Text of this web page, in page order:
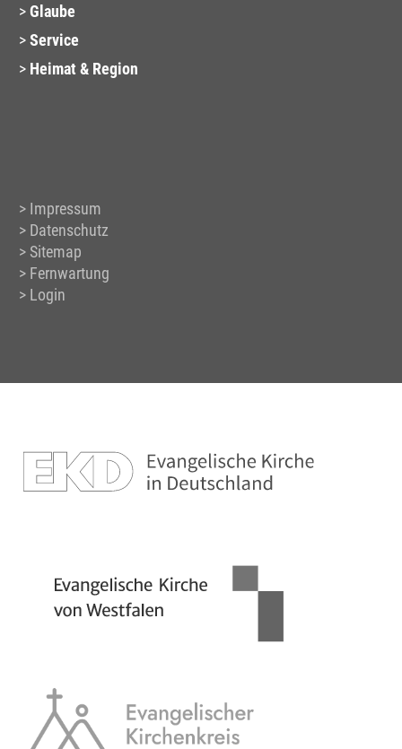
Glaube
Service
Heimat & Region
Impressum
Datenschutz
Sitemap
Fernwartung
Login